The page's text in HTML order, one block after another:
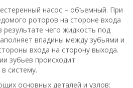
насос – объемный. При
роторов на стороне входа
результате чего жидкость под
впадины между зубьями и
входа на сторону выхода.
зубьев происходит
систему.
основных деталей и узлов: